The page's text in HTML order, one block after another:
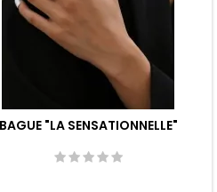
BAGUE "LA SENSATIONNELLE"